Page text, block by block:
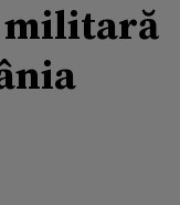
militară